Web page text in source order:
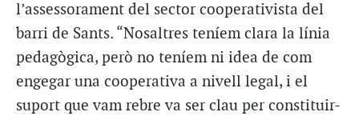
l’assessorament del sector cooperativista del
barri de Sants. “Nosaltres teníem clara la línia
pedagògica, però no teníem ni idea de com
engegar una cooperativa a nivell legal, i el
suport que vam rebre va ser clau per constituir-